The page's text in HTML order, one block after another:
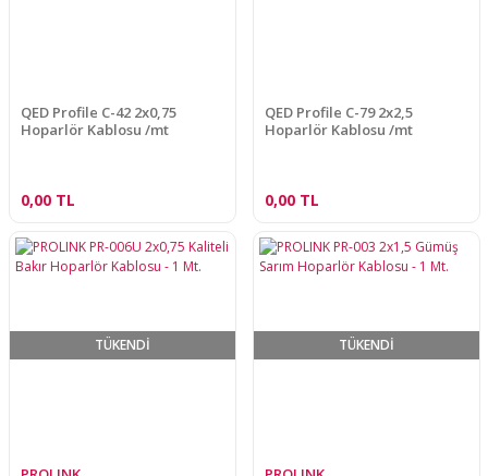
QED Profile C-42 2x0,75
Hoparlör Kablosu /mt
0,00 TL
QED Profile C-79 2x2,5
Hoparlör Kablosu /mt
0,00 TL
TÜKENDİ TÜKENDİ